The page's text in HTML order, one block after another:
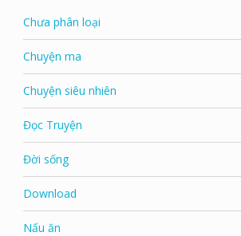
Chưa phân loại
Chuyện ma
Chuyện siêu nhiên
Đọc Truyện
Đời sống
Download
Nấu ăn